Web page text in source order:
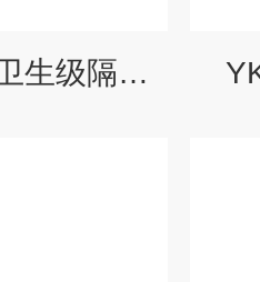
YKS-W-50手动卫生级隔膜泵